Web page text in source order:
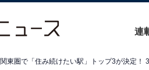
連
関東圏で「住み続けたい駅」トップ3が決定！